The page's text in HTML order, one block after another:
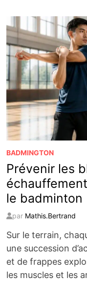
UN
ACCESSIBLE
POUR
TOUS
BADMINGTON
Prévenir les
le badminton
par Mathis.Bertrand
Sur le terrain,
une succession
et de frappes
les muscles et les